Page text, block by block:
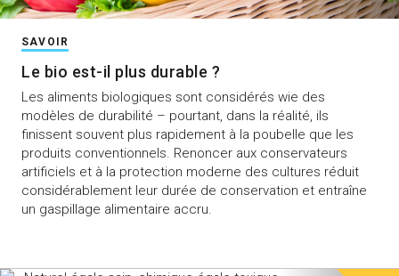
SAVOIR
Le bio est-il plus durable ?
Les aliments biologiques sont considérés wie des
modèles de durabilité – pourtant, dans la réalité, ils
finissent souvent plus rapidement à la poubelle que les
produits conventionnels. Renoncer aux conservateurs
artificiels et à la protection moderne des cultures réduit
considérablement leur durée de conservation et entraîne
un gaspillage alimentaire accru.